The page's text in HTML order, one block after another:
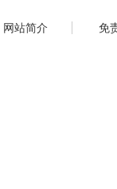
网站简介 免